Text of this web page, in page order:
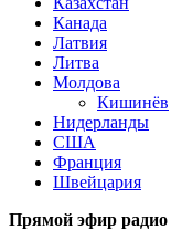
Канада
Латвия
Литва
Молдова
Кишинёв
Нидерланды
США
Франция
Швейцария
Прямой эфир радио